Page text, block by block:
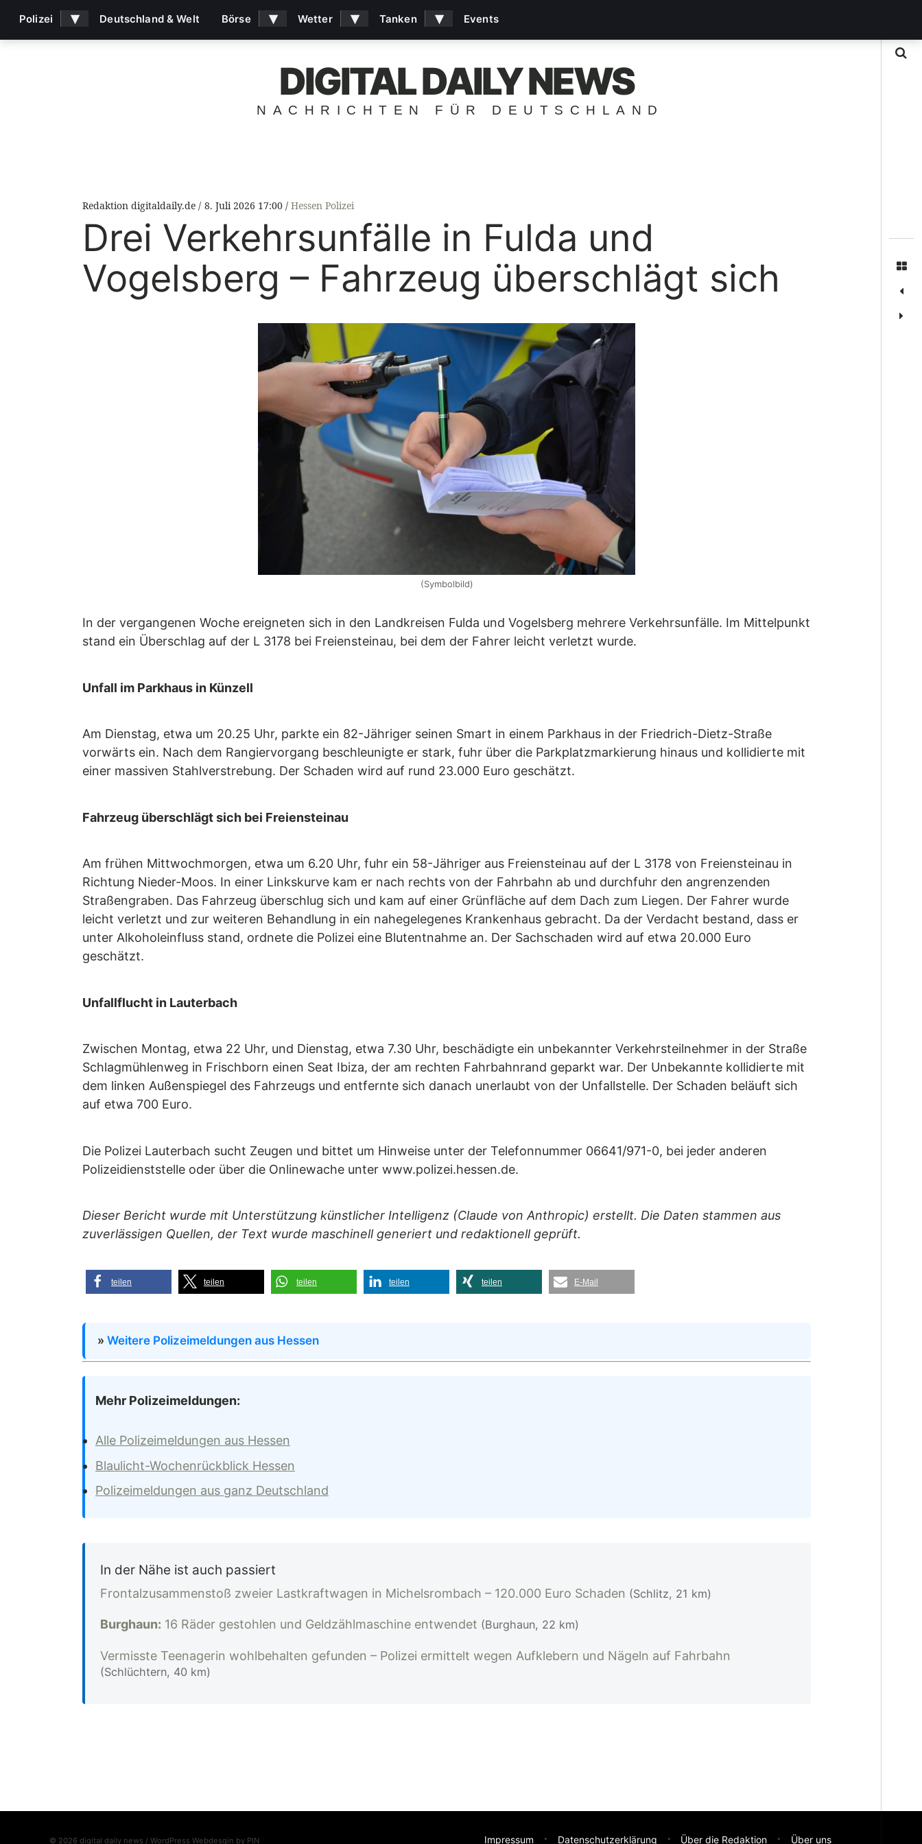
DIGITAL DAILY NEWS
NACHRICHTEN FÜR DEUTSCHLAND
Redaktion digitaldaily.de 8. Juli 2026 17:00 Hessen Polizei
Drei Verkehrsunfälle in Fulda und
Vogelsberg – Fahrzeug überschlägt sich
(Symbolbild)
In der vergangenen Woche ereigneten sich in den Landkreisen Fulda und Vogelsberg mehrere Verkehrsunfälle. Im Mittelpunkt
stand ein Überschlag auf der L 3178 bei Freiensteinau, bei dem der Fahrer leicht verletzt wurde.
Unfall im Parkhaus in Künzell
Am Dienstag, etwa um 20.25 Uhr, parkte ein 82-Jähriger seinen Smart in einem Parkhaus in der Friedrich-Dietz-Straße
vorwärts ein. Nach dem Rangiervorgang beschleunigte er stark, fuhr über die Parkplatzmarkierung hinaus und kollidierte mit
einer massiven Stahlverstrebung. Der Schaden wird auf rund 23.000 Euro geschätzt.
Fahrzeug überschlägt sich bei Freiensteinau
Am frühen Mittwochmorgen, etwa um 6.20 Uhr, fuhr ein 58-Jähriger aus Freiensteinau auf der L 3178 von Freiensteinau in
Richtung Nieder-Moos. In einer Linkskurve kam er nach rechts von der Fahrbahn ab und durchfuhr den angrenzenden
Straßengraben. Das Fahrzeug überschlug sich und kam auf einer Grünfläche auf dem Dach zum Liegen. Der Fahrer wurde
leicht verletzt und zur weiteren Behandlung in ein nahegelegenes Krankenhaus gebracht. Da der Verdacht bestand, dass er
unter Alkoholeinfluss stand, ordnete die Polizei eine Blutentnahme an. Der Sachschaden wird auf etwa 20.000 Euro
geschätzt.
Unfallflucht in Lauterbach
Zwischen Montag, etwa 22 Uhr, und Dienstag, etwa 7.30 Uhr, beschädigte ein unbekannter Verkehrsteilnehmer in der Straße
Schlagmühlenweg in Frischborn einen Seat Ibiza, der am rechten Fahrbahnrand geparkt war. Der Unbekannte kollidierte mit
dem linken Außenspiegel des Fahrzeugs und entfernte sich danach unerlaubt von der Unfallstelle. Der Schaden beläuft sich
auf etwa 700 Euro.
Die Polizei Lauterbach sucht Zeugen und bittet um Hinweise unter der Telefonnummer 06641/971-0, bei jeder anderen
Polizeidienststelle oder über die Onlinewache unter www.polizei.hessen.de.
Dieser Bericht wurde mit Unterstützung künstlicher Intelligenz (Claude von Anthropic) erstellt. Die Daten stammen aus
zuverlässigen Quellen, der Text wurde maschinell generiert und redaktionell geprüft.
teilen teilen teilen teilen teilen E-Mail
» Weitere Polizeimeldungen aus Hessen
Mehr Polizeimeldungen:
Alle Polizeimeldungen aus Hessen
Blaulicht-Wochenrückblick Hessen
Polizeimeldungen aus ganz Deutschland
In der Nähe ist auch passiert
Frontalzusammenstoß zweier Lastkraftwagen in Michelsrombach – 120.000 Euro Schaden (Schlitz, 21 km)
Burghaun: 16 Räder gestohlen und Geldzählmaschine entwendet (Burghaun, 22 km)
Vermisste Teenagerin wohlbehalten gefunden – Polizei ermittelt wegen Aufklebern und Nägeln auf Fahrbahn
(Schlüchtern, 40 km)
© 2026 digital daily news / WordPress Webdesgin by PIN Impressum Datenschutzerklärung Über die Redaktion
Über uns
Polizei ▾ Deutschland & Welt Börse ▾ Wetter ▾ Tanken ▾ Events